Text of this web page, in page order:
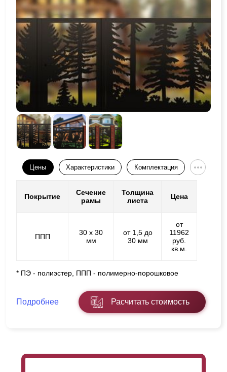
Цены Характеристики Комплектация
Покрытие
Сечение
рамы
Толщина
листа
Цена
ППП
30 х 30
мм
от 1,5 до
30 мм
от
11962
руб.
кв.м.
* ПЭ - полиэстер, ППП - полимерно-порошковое
Подробнее Расчитать стоимость